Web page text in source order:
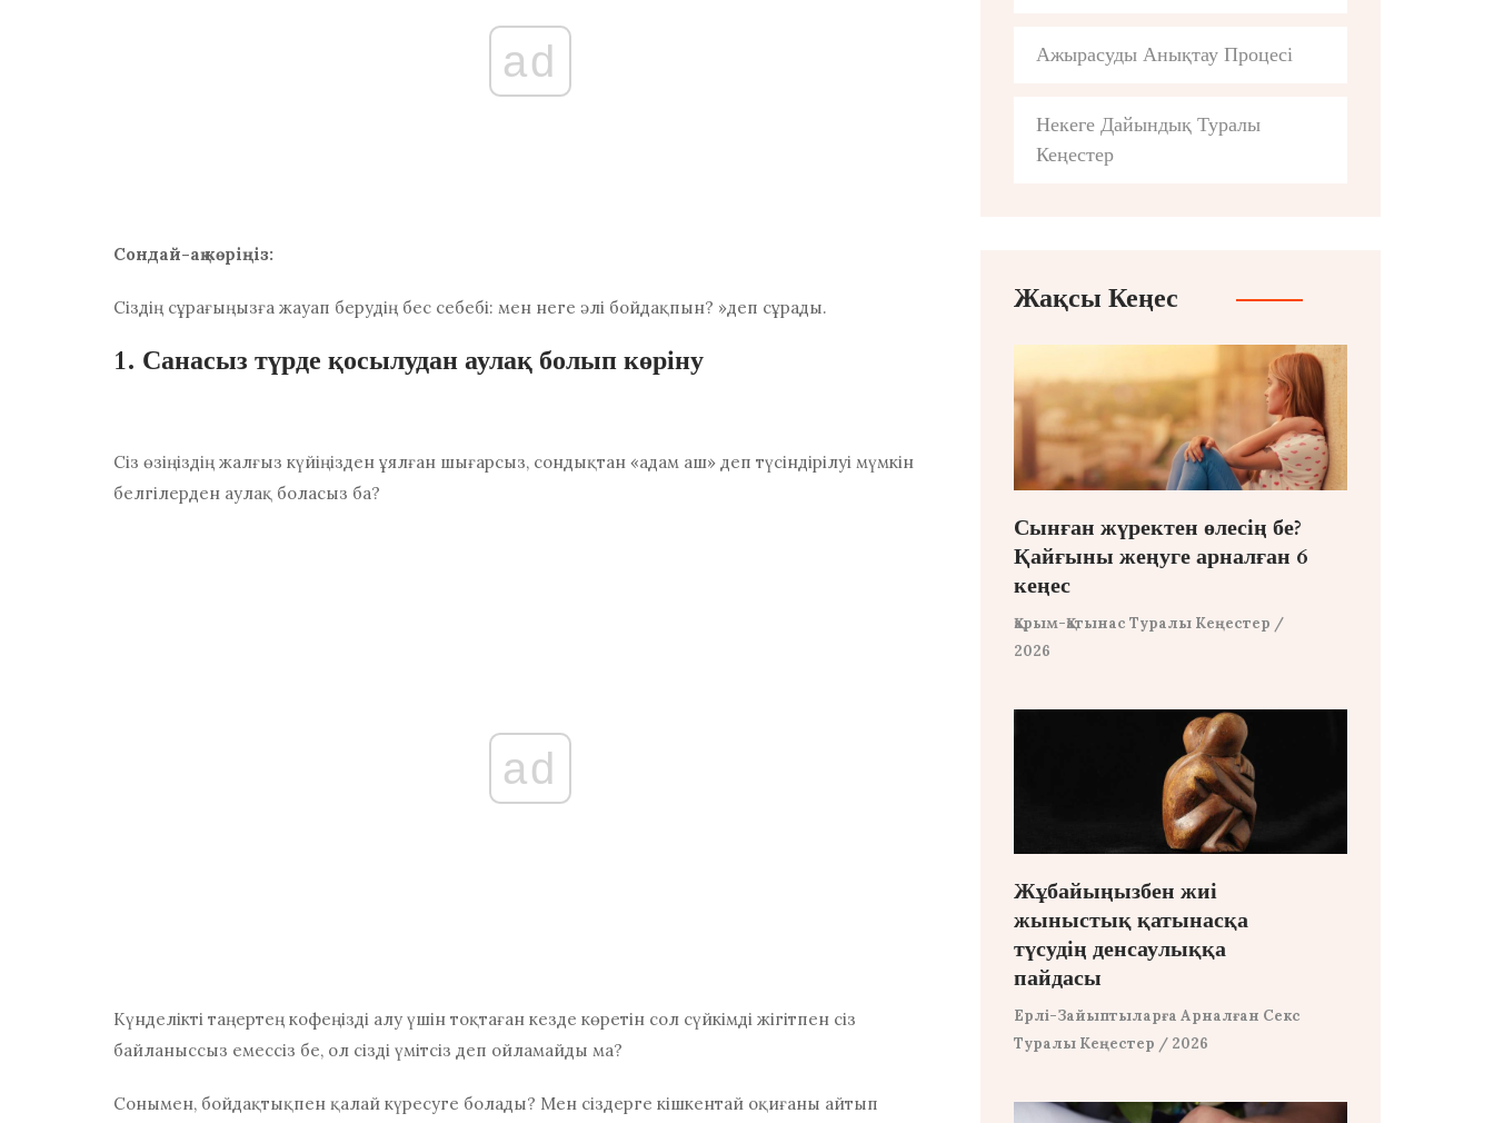
ad
Сондай-ақ көріңіз:
Сіздің сұрағыңызға жауап берудің бес себебі: мен неге әлі бойдақпын? »деп сұрады.
1. Санасыз түрде қосылудан аулақ болып көріну
Сіз өзіңіздің жалғыз күйіңізден ұялған шығарсыз, сондықтан «адам аш» деп түсіндірілуі мүмкін
белгілерден аулақ боласыз ба?
ad
Күнделікті таңертең кофеңізді алу үшін тоқтаған кезде көретін сол сүйкімді жігітпен сіз
байланыссыз емессіз бе, ол сізді үмітсіз деп ойламайды ма?
Сонымен, бойдақтықпен қалай күресуге болады? Мен сіздерге кішкентай оқиғаны айтып
Ажырасуды Анықтау Процесі
Некеге Дайындық Туралы
Кеңестер
Жақсы Кеңес
Сынған жүректен өлесің бе?
Қайғыны жеңуге арналған 6
кеңес
Қарым-Қатынас Туралы Кеңестер /
2026
Жұбайыңызбен жиі
жыныстық қатынасқа
түсудің денсаулыққа
пайдасы
Ерлі-Зайыптыларға Арналған Секс
Туралы Кеңестер / 2026